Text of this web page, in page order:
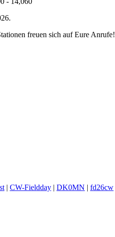
freuen sich auf Eure Anrufe!
| CW-Fieldday | DK0MN | fd26cw